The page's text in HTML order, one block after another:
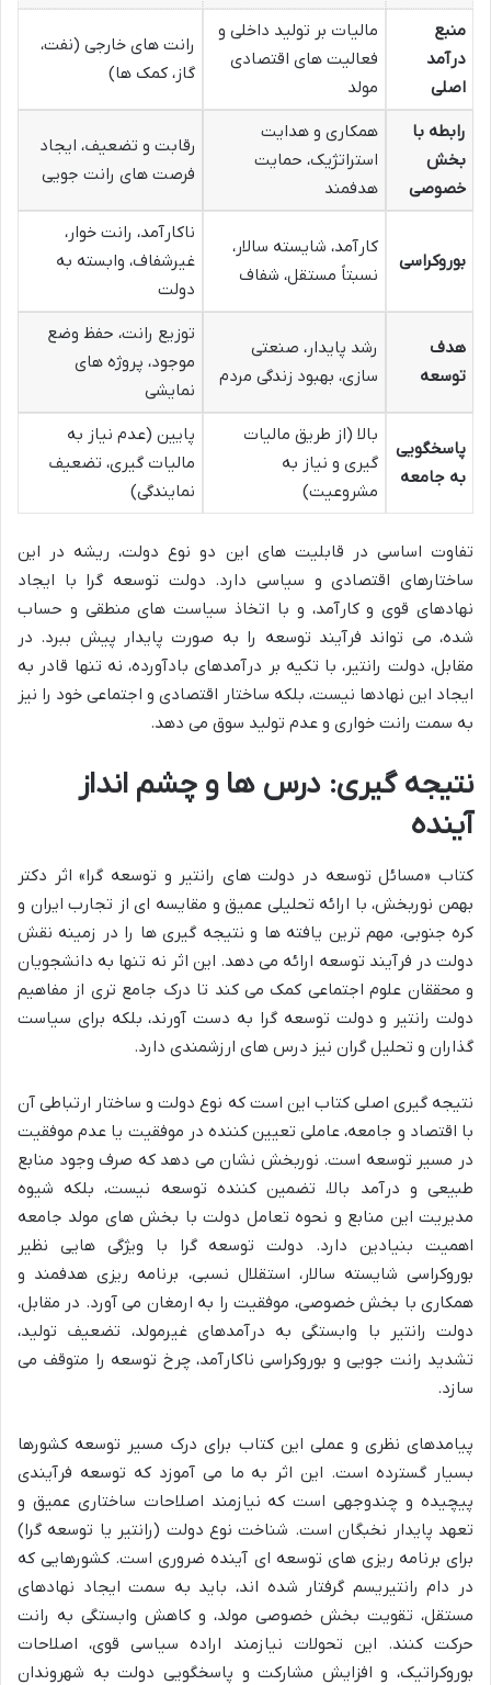
منبع
درآمد
اصلی
مالیات بر تولید داخلی و
فعالیت های اقتصادی
مولد
رانت های خارجی (نفت،
گاز، کمک ها)
رابطه با
بخش
خصوصی
همکاری و هدایت
استراتژیک، حمایت
هدفمند
رقابت و تضعیف، ایجاد
فرصت های رانت جویی
بوروکراسی
کارآمد، شایسته سالار،
نسبتاً مستقل، شفاف
ناکارآمد، رانت خوار،
غیرشفاف، وابسته به
دولت
هدف
توسعه
رشد پایدار، صنعتی
سازی، بهبود زندگی مردم
توزیع رانت، حفظ وضع
موجود، پروژه های
نمایشی
پاسخگویی
به جامعه
بالا (از طریق مالیات
گیری و نیاز به
مشروعیت)
پایین (عدم نیاز به
مالیات گیری، تضعیف
نمایندگی)
تفاوت اساسی در قابلیت های این دو نوع دولت، ریشه در این
ساختارهای اقتصادی و سیاسی دارد. دولت توسعه گرا با ایجاد
نهادهای قوی و کارآمد، و با اتخاذ سیاست های منطقی و حساب
شده، می تواند فرآیند توسعه را به صورت پایدار پیش ببرد. در
مقابل، دولت رانتیر، با تکیه بر درآمدهای بادآورده، نه تنها قادر به
ایجاد این نهادها نیست، بلکه ساختار اقتصادی و اجتماعی خود را نیز
به سمت رانت خواری و عدم تولید سوق می دهد.
نتیجه گیری: درس ها و چشم انداز
آینده
کتاب «مسائل توسعه در دولت های رانتیر و توسعه گرا» اثر دکتر
بهمن نوربخش، با ارائه تحلیلی عمیق و مقایسه ای از تجارب ایران و
کره جنوبی، مهم ترین یافته ها و نتیجه گیری ها را در زمینه نقش
دولت در فرآیند توسعه ارائه می دهد. این اثر نه تنها به دانشجویان
و محققان علوم اجتماعی کمک می کند تا درک جامع تری از مفاهیم
دولت رانتیر و دولت توسعه گرا به دست آورند، بلکه برای سیاست
گذاران و تحلیل گران نیز درس های ارزشمندی دارد.
نتیجه گیری اصلی کتاب این است که نوع دولت و ساختار ارتباطی آن
با اقتصاد و جامعه، عاملی تعیین کننده در موفقیت یا عدم موفقیت
در مسیر توسعه است. نوربخش نشان می دهد که صرف وجود منابع
طبیعی و درآمد بالا، تضمین کننده توسعه نیست، بلکه شیوه
مدیریت این منابع و نحوه تعامل دولت با بخش های مولد جامعه
اهمیت بنیادین دارد. دولت توسعه گرا با ویژگی هایی نظیر
بوروکراسی شایسته سالار، استقلال نسبی، برنامه ریزی هدفمند و
همکاری با بخش خصوصی، موفقیت را به ارمغان می آورد. در مقابل،
دولت رانتیر با وابستگی به درآمدهای غیرمولد، تضعیف تولید،
تشدید رانت جویی و بوروکراسی ناکارآمد، چرخ توسعه را متوقف می
سازد.
پیامدهای نظری و عملی این کتاب برای درک مسیر توسعه کشورها
بسیار گسترده است. این اثر به ما می آموزد که توسعه فرآیندی
پیچیده و چندوجهی است که نیازمند اصلاحات ساختاری عمیق و
تعهد پایدار نخبگان است. شناخت نوع دولت (رانتیر یا توسعه گرا)
برای برنامه ریزی های توسعه ای آینده ضروری است. کشورهایی که
در دام رانتیریسم گرفتار شده اند، باید به سمت ایجاد نهادهای
مستقل، تقویت بخش خصوصی مولد، و کاهش وابستگی به رانت
حرکت کنند. این تحولات نیازمند اراده سیاسی قوی، اصلاحات
بوروکراتیک، و افزایش مشارکت و پاسخگویی دولت به شهروندان